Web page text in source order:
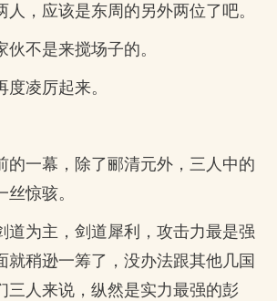
，应该是东周的另外两位了吧。
不是来搅场子的。
凌厉起来。
的一幕，除了郦清元外，三人中的
惊骇。
道为主，剑道犀利，攻击力最是强
就稍逊一筹了，没办法跟其他几国
三人来说，纵然是实力最强的彭